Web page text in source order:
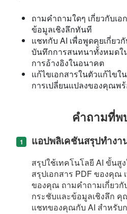
ถามคำถามใดๆ เกี่ยวกับเ
ข้อมูลเชิงลึกทันที
แชทกับ AI เพื่อพูดคุยเกี่ยว
บันทึกการสนทนาทั้งหมดใ
การอ้างอิงในอนาคต
แก้ไขเอกสารในตัวแก้ไขใ
การเปลี่ยนแปลงของคุณพ
คำถามที่พ
แอปพลิเคชันสรุปทำงา
สรุปใช้เทคโนโลยี AI ขั้นสู
สรุปเอกสาร PDF ของคุณ
ของคุณ ถามคำถามเกี่ยวกั
กระชับและข้อมูลเชิงลึก
แชทของคุณกับ AI สำหรับ